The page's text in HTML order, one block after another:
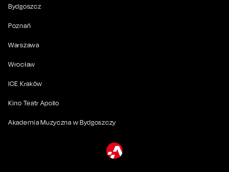
Bydgoszcz
Poznań
Warszawa
Wrocław
ICE Kraków
Kino Teatr Apollo
Akademia Muzyczna w Bydgoszczy